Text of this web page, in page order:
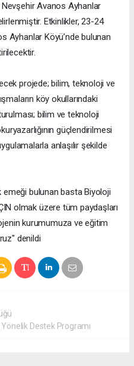
Avanos Ayhanlar
Etkinlikler, 23-24
Ayhanlar Köyü’nde bulunan
projede; bilim, teknoloji ve
köy okullarındaki
bilim ve teknoloji
güçlendirilmesi
anlaşılır şekilde
emeği bulunan basta Biyoloji
olmak üzere tüm paydaşları
kurumumuza ve eğitim
denildi
Destek Programı